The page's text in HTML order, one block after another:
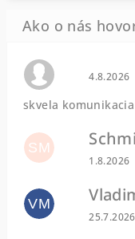
4.8.2026
skvela komunikacia
SM
1.8.2026
VM
25.7.2026